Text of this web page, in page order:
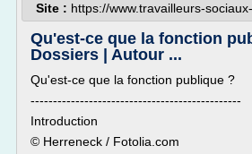
Site : https://www.travailleurs-
Qu'est-ce que la fonction
Dossiers | Autour ...
Qu'est-ce que la fonction publique ?
-----------------------------------------------
Introduction
© Herreneck / Fotolia.com